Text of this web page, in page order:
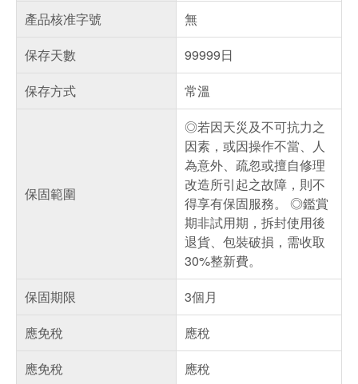
產品核准字號
無
保存天數
99999日
保存方式
常溫
保固範圍
◎若因天災及不可抗力之
因素，或因操作不當、人
為意外、疏忽或擅自修理
改造所引起之故障，則不
得享有保固服務。 ◎鑑賞
期非試用期，拆封使用後
退貨、包裝破損，需收取
30%整新費。
保固期限
3個月
應免稅
應稅
應免稅
應稅